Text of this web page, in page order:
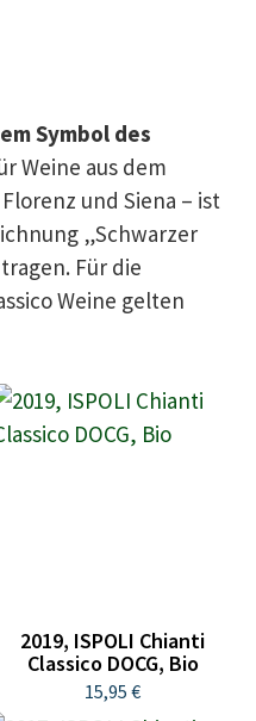
Symbol des
Weine aus dem
und Siena – ist
„Schwarzer
Für die
Weine gelten
2019, ISPOLI Chianti
Classico DOCG, Bio
15,95 €